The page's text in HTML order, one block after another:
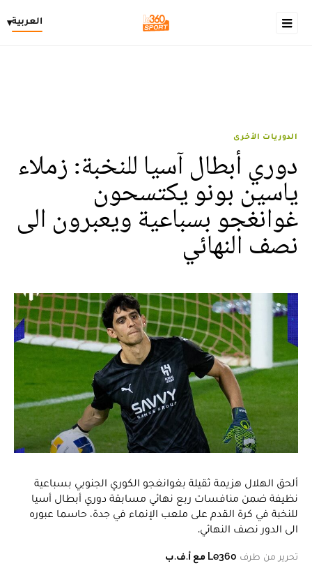
العربية▾
الدوريات الأخرى
دوري أبطال آسيا للنخبة: زملاء
ياسين بونو يكتسحون
غوانغجو بسباعية ويعبرون الى
نصف النهائي
ألحق الهلال هزيمة ثقيلة بغوانغجو الكوري الجنوبي بسباعية
نظيفة ضمن منافسات ربع نهائي مسابقة دوري أبطال أسيا
للنخبة في كرة القدم على ملعب الإنماء في جدة، حاسما عبوره
الى الدور نصف النهائي.
تحرير من طرف Le360 مع أ.ف.ب